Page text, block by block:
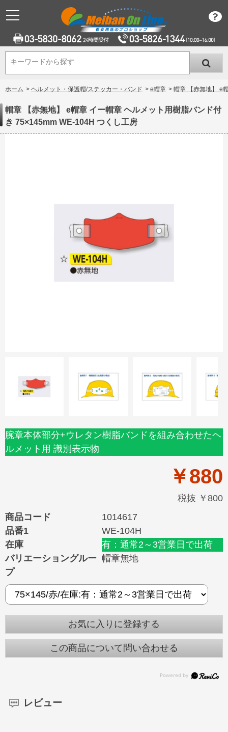
キーワードから探す
キーワードから探す
ホーム > ヘルメット・保護帽/ステッカー・バンド > e帽章 > 帽章 【赤無地】 e
帽章 【赤無地】 e帽章 イー帽章 ヘルメット用樹脂バンド付
き 75×145mm WE-104H つくし工房
腕章本体部分+ウレタン樹脂バンドを組み合わせたヘ
ルメット用 識別表示物
￥880
税抜 ￥800
商品コード
1014617
品番1
WE-104H
在庫
有：通常2～3営業日で出荷
バリエーショングルー
プ
帽章無地
お気に入りに登録する
この商品について問い合わせる
レビュー